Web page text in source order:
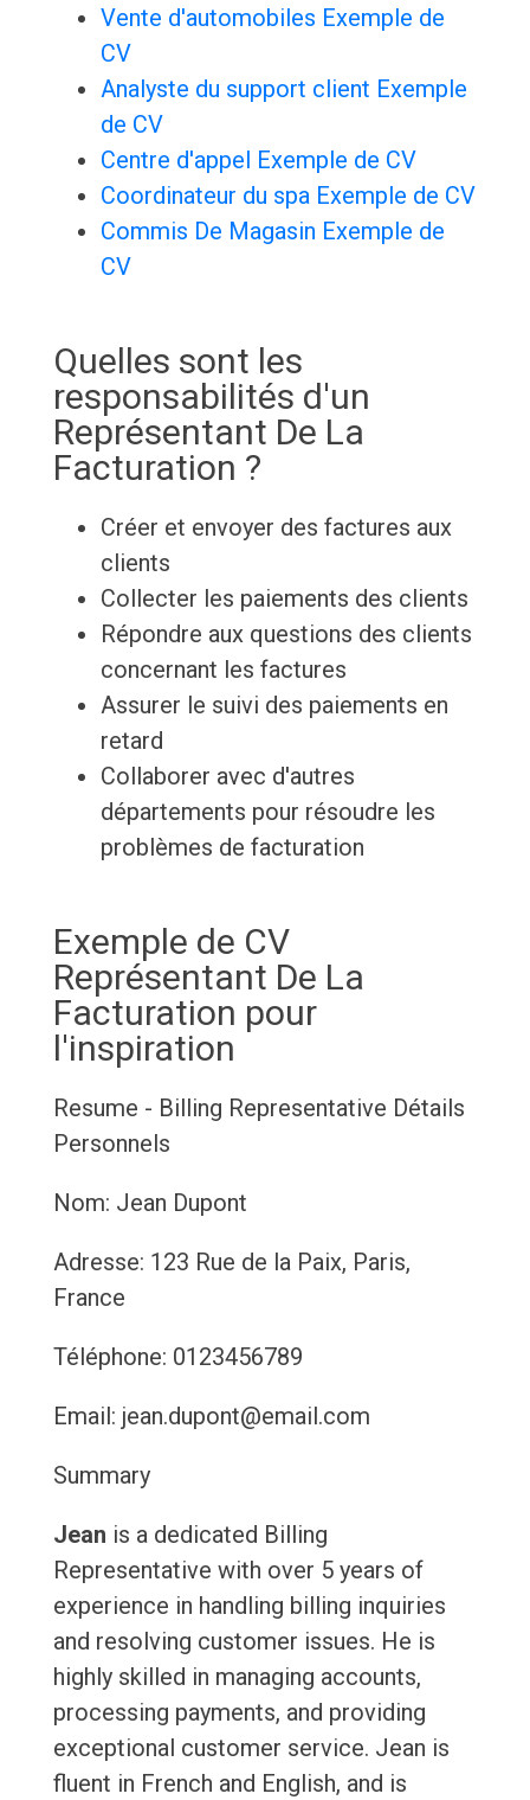
Vente d'automobiles Exemple de
CV
Analyste du support client Exemple
de CV
Centre d'appel Exemple de CV
Coordinateur du spa Exemple de CV
Commis De Magasin Exemple de
CV
Quelles sont les
responsabilités d'un
Représentant De La
Facturation ?
Créer et envoyer des factures aux
clients
Collecter les paiements des clients
Répondre aux questions des clients
concernant les factures
Assurer le suivi des paiements en
retard
Collaborer avec d'autres
départements pour résoudre les
problèmes de facturation
Exemple de CV
Représentant De La
Facturation pour
l'inspiration
Resume - Billing Representative Détails
Personnels
Nom: Jean Dupont
Adresse: 123 Rue de la Paix, Paris,
France
Téléphone: 0123456789
Email: jean.dupont@email.com
Summary
Jean is a dedicated Billing
Representative with over 5 years of
experience in handling billing inquiries
and resolving customer issues. He is
highly skilled in managing accounts,
processing payments, and providing
exceptional customer service. Jean is
fluent in French and English, and is